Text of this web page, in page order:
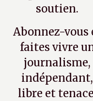
soutien.
Abonnez-vous
faites vivre
journalisme,
indépendant,
libre et